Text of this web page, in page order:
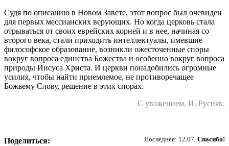
Судя по описанию в Новом Завете, этот вопрос был очевиден
для первых мессианских верующих. Но когда церковь стала
отрываться от своих еврейских корней и в нее, начиная со
второго века, стали приходить интеллектуалы, имевшие
философское образование, возникли ожесточенные споры
вокруг вопроса единства Божества и особенно вокруг вопроса
природы Иисуса Христа. И церкви понадобились огромные
усилия, чтобы найти приемлемое, не противоречащее
Божьему Слову, решение в этих спорах.
С уважением, И. Русняк.
Последнее: 12.07. Спасибо!
Поделиться: